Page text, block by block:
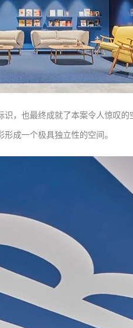
，也最终成就了本案令人惊叹
成一个极具独立性的空间。